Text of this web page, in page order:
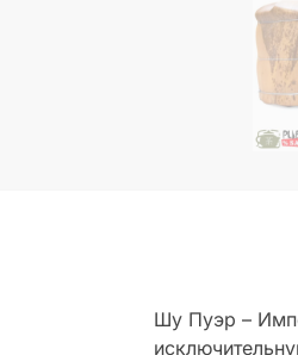
Шу Пуэр –